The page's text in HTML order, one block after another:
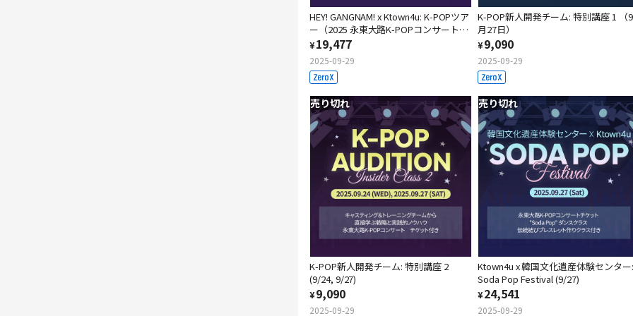
HEY! GANGNAM! x Ktown4u: K-POPツア
ー（2025 永東大路K-POPコンサートチ
ケット付き）
¥19,477
2025-09-29
K-POP新人開発チーム: 特別講座 1 （9
月27日）
¥9,090
2025-09-29
売り切れ
K-POP新人開発チーム: 特別講座 2
(9/24, 9/27)
¥9,090
2025-09-29
売り切れ
Ktown4u x 韓国文化遺産体験センター:
Soda Pop Festival (9/27)
¥24,541
2025-09-29